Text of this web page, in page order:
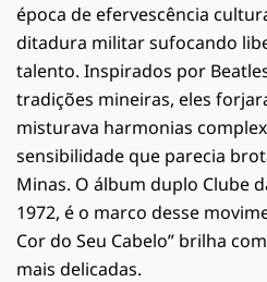
época de efervescência
ditadura militar sufocando
talento. Inspirados por
tradições mineiras, eles
misturava harmonias
sensibilidade que parecia
Minas. O álbum duplo Clube
1972, é o marco desse
Cor do Seu Cabelo” brilha
mais delicadas.